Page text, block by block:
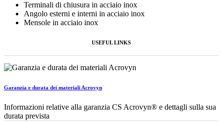
Terminali di chiusura in acciaio inox
Angolo esterni e interni in acciaio inox
Mensole in acciaio inox
USEFUL LINKS
Garanzia e durata dei materiali Acrovyn
Informazioni relative alla garanzia CS Acrovyn® e dettagli sulla sua
durata prevista